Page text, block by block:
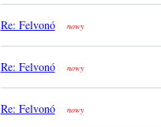
Re: Felvonó nowy
Re: Felvonó nowy
Re: Felvonó nowy